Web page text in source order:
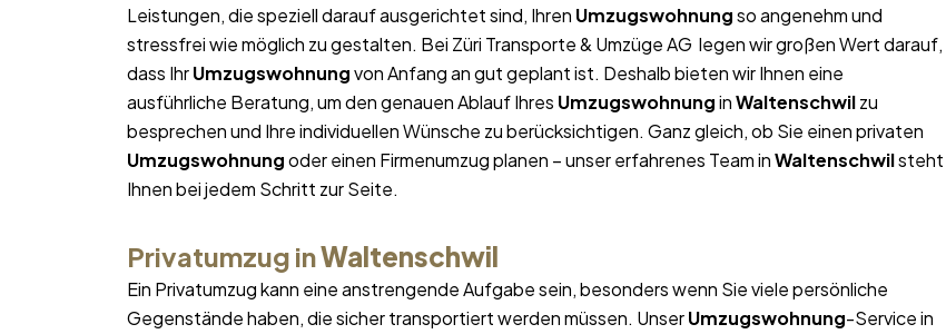
Leistungen, die speziell darauf ausgerichtet sind, Ihren Umzugswohnungso angenehm und
stressfrei wie möglich zu gestalten. Bei Züri Transporte & Umzüge AG legen wir großen Wert darauf,
dass IhrUmzugswohnungvon Anfang an gut geplant ist. Deshalb bieten wir Ihnen eine
ausführliche Beratung, um den genauen Ablauf Ihres UmzugswohnunginWaltenschwilzu
besprechen und Ihre individuellen Wünsche zu berücksichtigen. Ganz gleich, ob Sie einen privaten
Umzugswohnungoder einen Firmenumzug planen – unser erfahrenes Team inWaltenschwilsteht
Ihnen bei jedem Schritt zur Seite.
Privatumzug inWaltenschwil
Ein Privatumzug kann eine anstrengende Aufgabe sein, besonders wenn Sie viele persönliche
Gegenstände haben, die sicher transportiert werden müssen. UnserUmzugswohnung-Service in